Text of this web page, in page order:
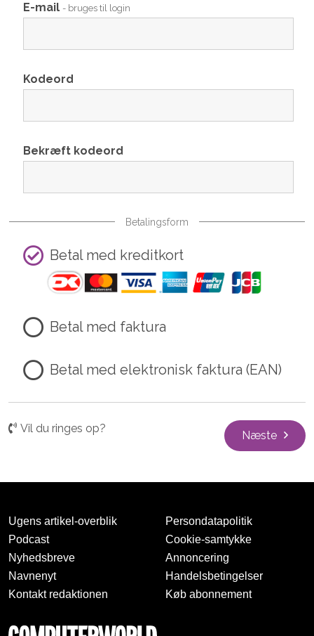
E-mail - bruges til login
Kodeord
Bekræft kodeord
Betalingsform
Betal med kreditkort
Betal med faktura
Betal med elektronisk faktura (EAN)
Vil du ringes op?
Næste
Ugens artikel-overblik
Podcast
Nyhedsbreve
Navnenyt
Kontakt redaktionen
Persondatapolitik
Cookie-samtykke
Annoncering
Handelsbetingelser
Køb abonnement